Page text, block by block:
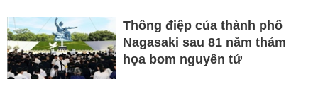
Thông điệp của thành phố
Nagasaki sau 81 năm thảm
họa bom nguyên tử